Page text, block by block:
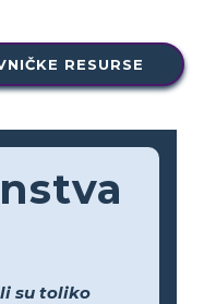
RESURSE
su toliko